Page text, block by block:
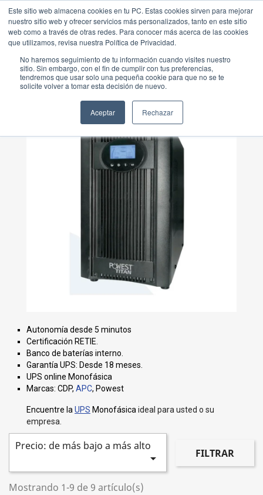
Este sitio web almacena cookies en tu PC. Estas cookies sirven para mejorar
nuestro sitio web y ofrecer servicios más personalizados, tanto en este sitio
web como a través de otras redes. Para conocer más acerca de las cookies
que utilizamos, revisa nuestra Política de Privacidad.
No haremos seguimiento de tu información cuando visites nuestro
sitio. Sin embargo, con el fin de cumplir con tus preferencias,
tendremos que usar solo una pequeña cookie para que no se te
solicite volver a tomar esta decisión de nuevo.
Aceptar Rechazar
UPS ONLINE MONOFÁSICA
Autonomía desde 5 minutos
Certificación RETIE.
Banco de baterías interno.
Garantía UPS: Desde 18 meses.
UPS online Monofásica
Marcas: CDP, APC, Powest
Encuentre la UPS Monofásica ideal para usted o su
empresa.
Precio: de más bajo a más alto
 FILTRAR
Mostrando 1-9 de 9 artículo(s)